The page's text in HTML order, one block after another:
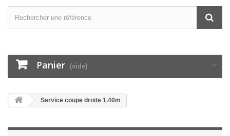
Panier (vide)
Service coupe droite 1.40m